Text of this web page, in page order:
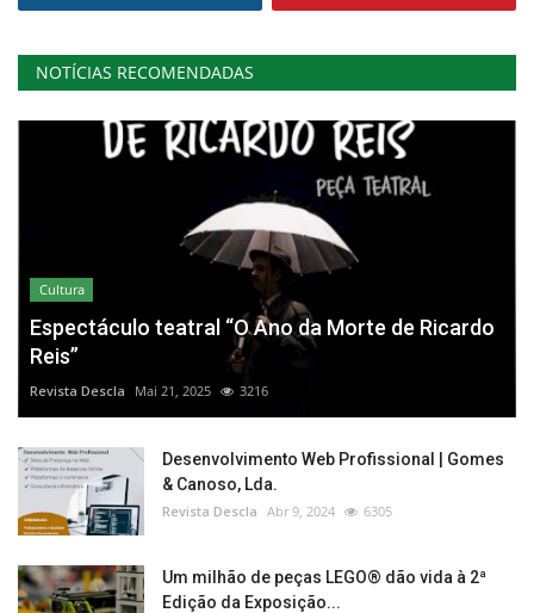
NOTÍCIAS RECOMENDADAS
Cultura
Espectáculo teatral “O Ano da Morte de Ricardo
Reis”
Revista Descla Mai 21, 2025 3216
Desenvolvimento Web Profissional | Gomes
& Canoso, Lda.
Revista Descla Abr 9, 2024 6305
Um milhão de peças LEGO® dão vida à 2ª
Edição da Exposição...